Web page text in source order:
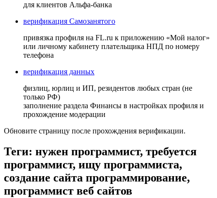
для клиентов Альфа-банка
верификация Самозанятого
привязка профиля на FL.ru к приложению «Мой налог»
или личному кабинету плательщика НПД по номеру
телефона
верификация данных
физлиц, юрлиц и ИП, резидентов любых стран (не
только РФ)
заполнение раздела Финансы в настройках профиля и
прохождение модерации
Обновите страницу после прохождения верификации.
Теги: нужен программист, требуется
программист, ищу программиста,
создание сайта программирование,
программист веб сайтов